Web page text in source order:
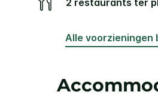
2 restaurants ter
Alle voorzieningen